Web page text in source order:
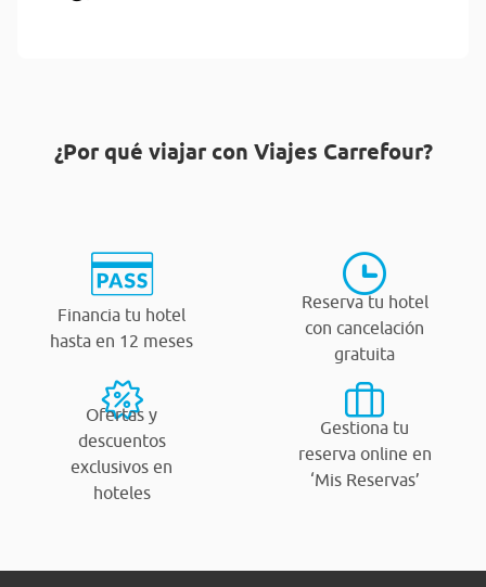
¿Por qué viajar con Viajes Carrefour?
Financia tu hotel
hasta en 12 meses
Reserva tu hotel
con cancelación
gratuita
Ofertas y
descuentos
exclusivos en
hoteles
Gestiona tu
reserva online en
‘Mis Reservas’